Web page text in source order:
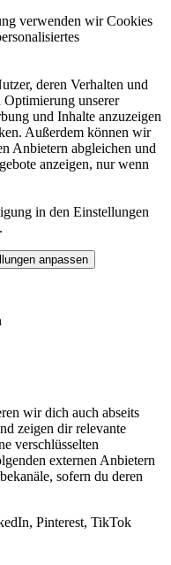
verwenden wir Cookies
deren Verhalten und
unserer
und Inhalte anzuzeigen
Außerdem können wir
Anbietern abgleichen und
anzeigen, nur wenn
in den Einstellungen
.
anpassen
wir dich auch abseits
zeigen dir relevante
verschlüsselten
externen Anbietern
sofern du deren
Pinterest, TikTok